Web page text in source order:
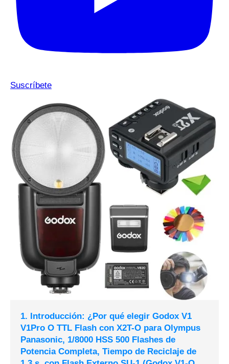
Suscríbete
1. Introducción: ¿Por qué elegir Godox V1
V1Pro O TTL Flash con X2T-O para Olympus
Panasonic, 1/8000 HSS 500 Flashes de
Potencia Completa, Tiempo de Reciclaje de